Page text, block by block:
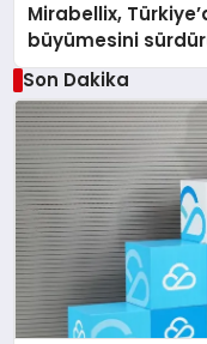
Mirabellix,
büyümesini
Son Dakika